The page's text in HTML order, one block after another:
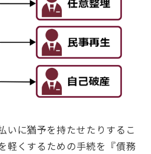
いに猶予を持たせたりするこ
軽くするための手続を『債務